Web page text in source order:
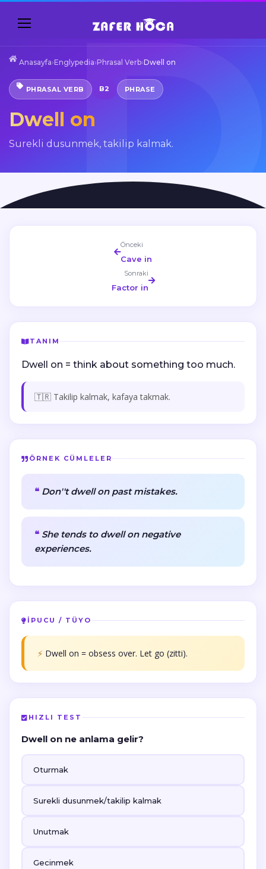
Anasayfa›Englypedia›Phrasal Verb›Dwell on
PHRASAL VERB B2 PHRASE
Dwell on
Surekli dusunmek, takilip kalmak.
Önceki
Cave in
Sonraki
Factor in
TANIM
Dwell on = think about something too much.
🇹🇷 Takilip kalmak, kafaya takmak.
ÖRNEK CÜMLELER
Don''t dwell on past mistakes.
She tends to dwell on negative
experiences.
İPUCU / TÜYO
⚡ Dwell on = obsess over. Let go (zitti).
HIZLI TEST
Dwell on ne anlama gelir?
Oturmak
Surekli dusunmek/takilip kalmak
Unutmak
Gecinmek